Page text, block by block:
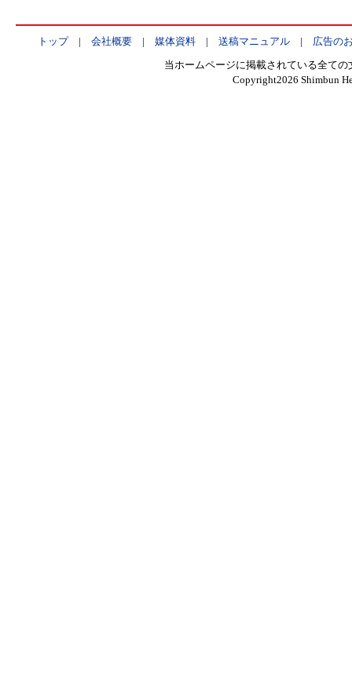
トップ| 会社概要| 媒体資料| 送稿マニュアル| 広告の
当ホームページに掲載されている全て
Copyright2026 Shimbun